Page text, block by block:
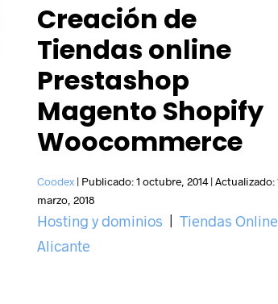
Creación de
Tiendas online
Prestashop
Magento Shopify
Woocommerce
Coodex | Publicado:1 octubre, 2014|Actualizado:
marzo, 2018
Hosting y dominios | Tiendas Online
Alicante